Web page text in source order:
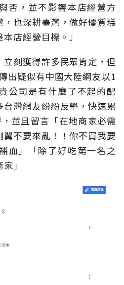
否，並不影響本店經營方
也深耕臺灣，做好優質糕
店經營目標。」
刻獲得許多民眾肯定，但
出疑似有中國大陸網友以1
公司是有什麼了不起的配
灣網友紛紛反擊，快速累
並且留言「在地商家必需
不要來亂！！你不買我要
血」「除了好吃第一名之
」